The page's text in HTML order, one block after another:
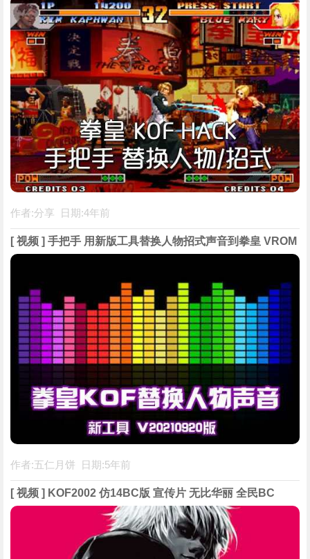
作者:分享 日期:4年前
[ 视频 ] 手把手 用新版工具替换人物招式声音到拳皇 VROM
作者:五仁月饼 日期:5年前
[ 视频 ] KOF2002 仿14BC版 宣传片 无比华丽 全民BC